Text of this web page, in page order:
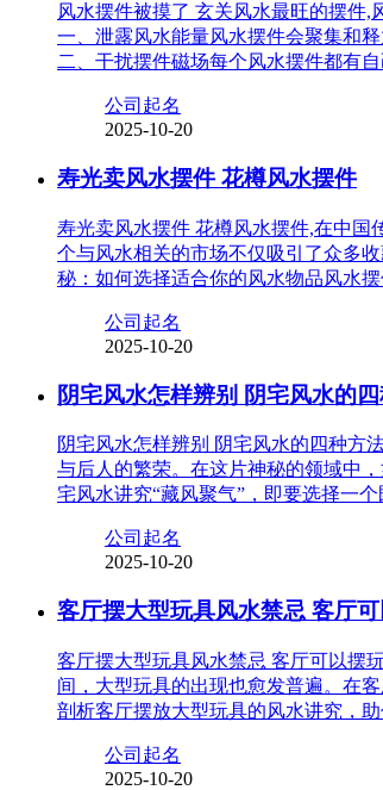
风水摆件被摸了 玄关风水最旺的摆件
一、泄露风水能量风水摆件会聚集和
二、干扰摆件磁场每个风水摆件都有
公司起名
2025-10-20
寿光卖风水摆件 花樽风水摆件
寿光卖风水摆件 花樽风水摆件,在中国
个与风水相关的市场不仅吸引了众多
秘：如何选择适合你的风水物品风水
公司起名
2025-10-20
阴宅风水怎样辨别 阴宅风水的
阴宅风水怎样辨别 阴宅风水的四种方
与后人的繁荣。在这片神秘的领域中
宅风水讲究“藏风聚气”，即要选择一
公司起名
2025-10-20
客厅摆大型玩具风水禁忌 客厅
客厅摆大型玩具风水禁忌 客厅可以摆
间，大型玩具的出现也愈发普遍。在
剖析客厅摆放大型玩具的风水讲究，
公司起名
2025-10-20